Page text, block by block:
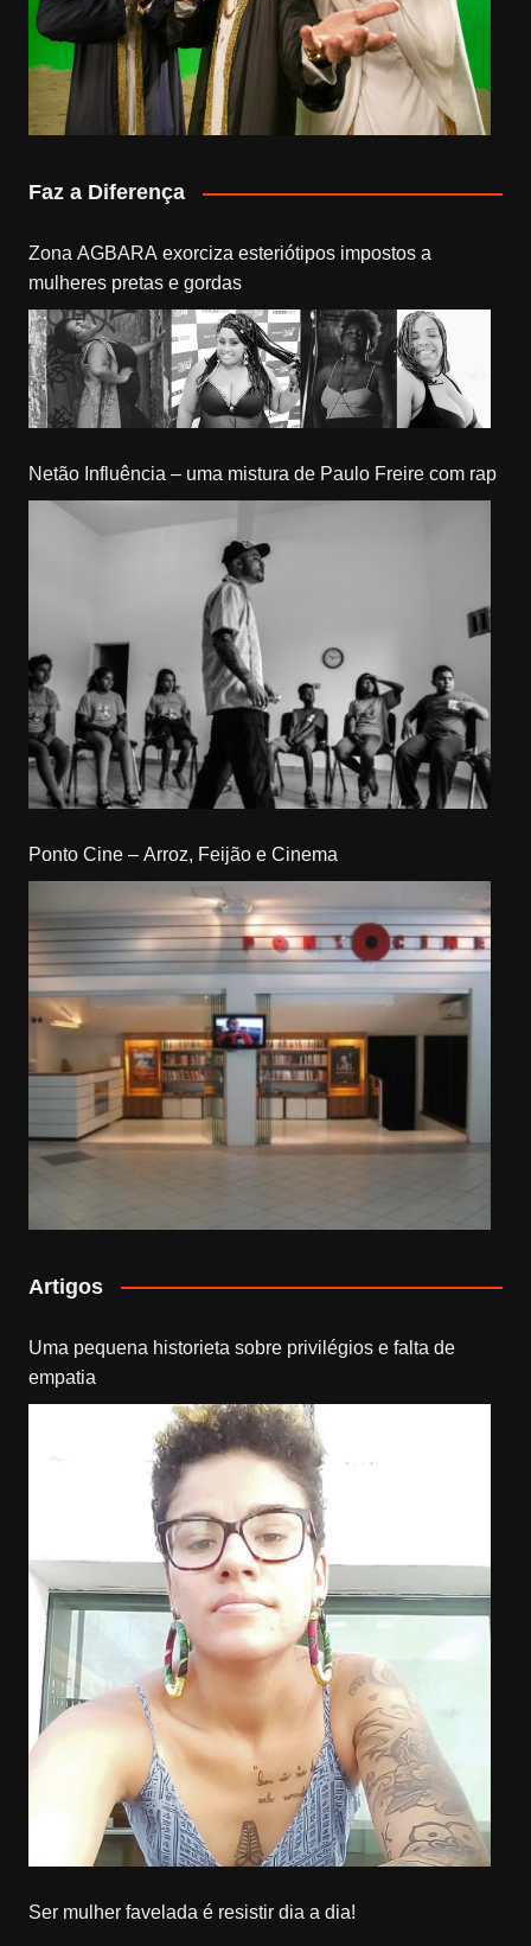
Faz a Diferença
Zona AGBARA exorciza esteriótipos impostos a
mulheres pretas e gordas
Netão Influência – uma mistura de Paulo Freire com rap
Ponto Cine – Arroz, Feijão e Cinema
Artigos
Uma pequena historieta sobre privilégios e falta de
empatia
Ser mulher favelada é resistir dia a dia!